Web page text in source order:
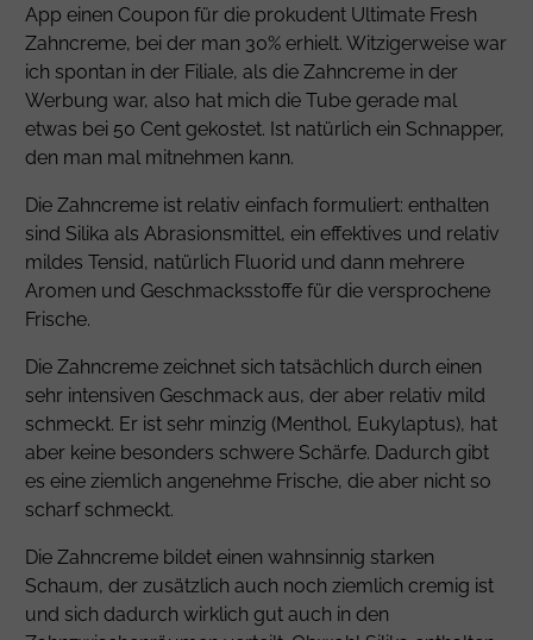
App einen Coupon für die prokudent Ultimate Fresh
Zahncreme, bei der man 30% erhielt. Witzigerweise war
ich spontan in der Filiale, als die Zahncreme in der
Werbung war, also hat mich die Tube gerade mal
etwas bei 50 Cent gekostet. Ist natürlich ein Schnapper,
den man mal mitnehmen kann.
Die Zahncreme ist relativ einfach formuliert: enthalten
sind Silika als Abrasionsmittel, ein effektives und relativ
mildes Tensid, natürlich Fluorid und dann mehrere
Aromen und Geschmacksstoffe für die versprochene
Frische.
Die Zahncreme zeichnet sich tatsächlich durch einen
sehr intensiven Geschmack aus, der aber relativ mild
schmeckt. Er ist sehr minzig (Menthol, Eukylaptus), hat
aber keine besonders schwere Schärfe. Dadurch gibt
es eine ziemlich angenehme Frische, die aber nicht so
scharf schmeckt.
Die Zahncreme bildet einen wahnsinnig starken
Schaum, der zusätzlich auch noch ziemlich cremig ist
und sich dadurch wirklich gut auch in den